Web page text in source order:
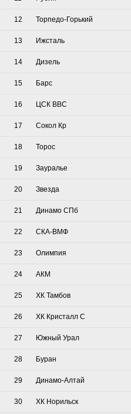
12 Торпедо-Горький
13 Ижсталь
14 Дизель
15 Барс
16 ЦСК ВВС
17 Сокол Кр
18 Торос
19 Зауралье
20 Звезда
21 Динамо СПб
22 СКА-ВМФ
23 Олимпия
24 АКМ
25 ХК Тамбов
26 ХК Кристалл С
27 Южный Урал
28 Буран
29 Динамо-Алтай
30 ХК Норильск